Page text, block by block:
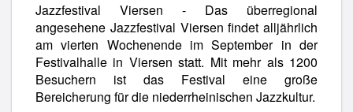
Jazzfestival Viersen - Das überregional
angesehene Jazzfestival Viersen findet alljährlich
am vierten Wochenende im September in der
Festivalhalle in Viersen statt. Mit mehr als 1200
Besuchern ist das Festival eine große
Bereicherung für die niederrheinischen Jazzkultur.